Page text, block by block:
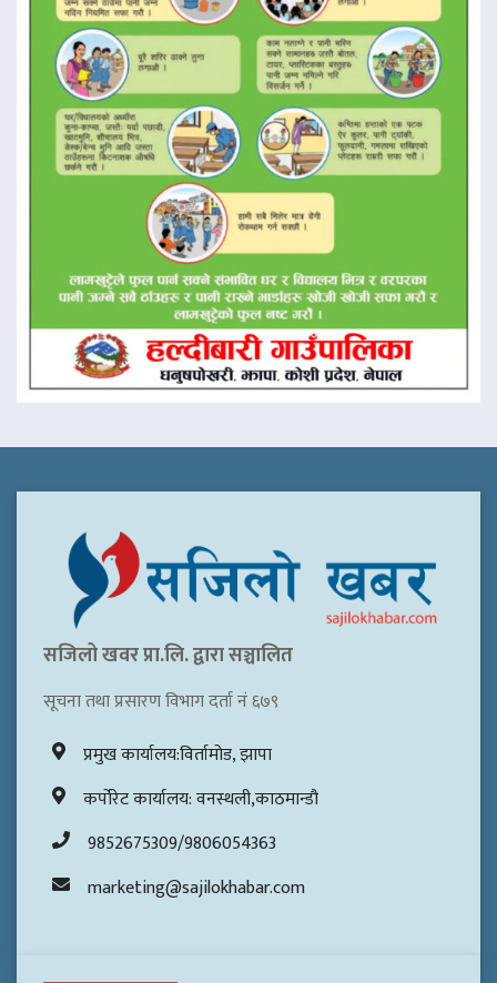
सजिलो खवर प्रा.लि. द्वारा सञ्चालित
सूचना तथा प्रसारण विभाग दर्ता नं ६७९
प्रमुख कार्यालय:विर्तामोड, झापा
कर्पोरेट कार्यालय: वनस्थली,काठमान्डौ
9852675309/9806054363
marketing@sajilokhabar.com